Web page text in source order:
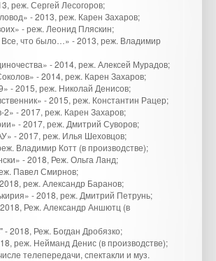
реж. Сергей Лесогоров;
- 2013, реж. Карен Захаров;
- реж. Леонид Пляскин;
что было…» - 2013, реж. Владимир
- 2014, реж. Алексей Мурадов;
- 2014, реж. Карен Захаров;
- 2015, реж. Николай Денисов;
- 2015, реж. Константин Рацер;
- 2017, реж. Карен Захаров;
- 2017, реж. Дмитрий Суворов;
- 2017, реж. Илья Шеховцов;
Владимир Котт (в производстве);
- 2018, Реж. Ольга Ланд;
Павел Смирнов;
реж. Александр Баранов;
- 2018, реж. Дмитрий Петрунь;
Реж. Александр Аншютц (в
2018, Реж. Богдан Дробязко;
реж. Нейманд Денис (в производстве);
телепередачи, спектакли и муз.